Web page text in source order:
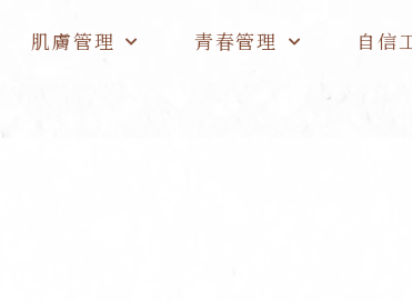
肌膚管理 青春管理 自信